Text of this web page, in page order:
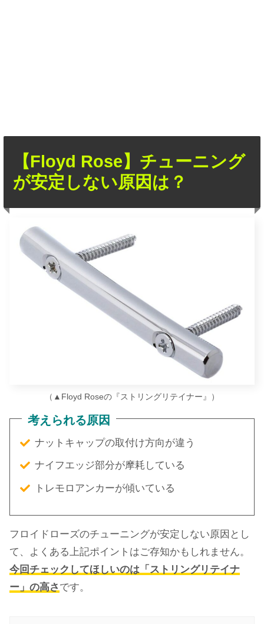
【Floyd Rose】チューニング
が安定しない原因は？
（▲Floyd Roseの『ストリングリテイナー』）
考えられる原因
ナットキャップの取付け方向が違う
ナイフエッジ部分が摩耗している
トレモロアンカーが傾いている
フロイドローズのチューニングが安定しない原因とし
て、よくある上記ポイントはご存知かもしれません。
今回チェックしてほしいのは「ストリングリテイナ
ー」の高さ です。